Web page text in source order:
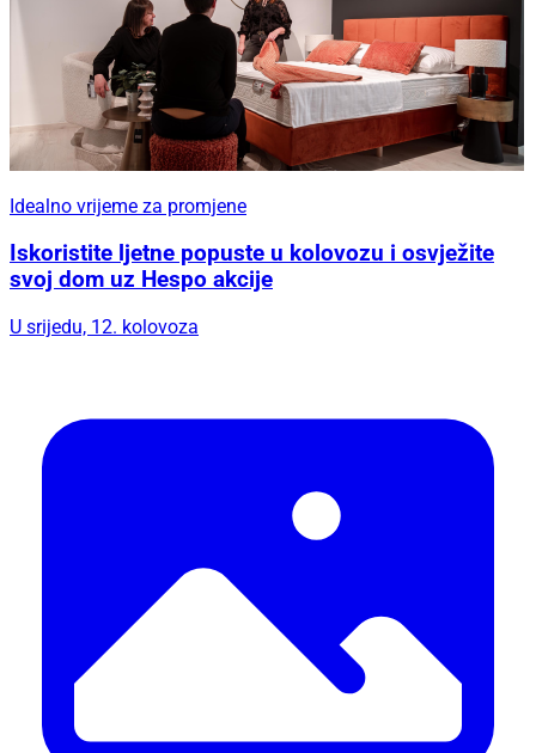
Idealno vrijeme za promjene
Iskoristite ljetne popuste u kolovozu i osvježite
svoj dom uz Hespo akcije
U srijedu, 12. kolovoza